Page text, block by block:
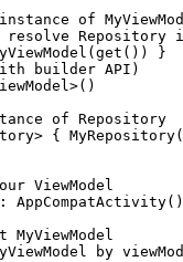
of
resolve Repository
}
builder API)
of Repository
{
ViewModel
MyViewModel
by